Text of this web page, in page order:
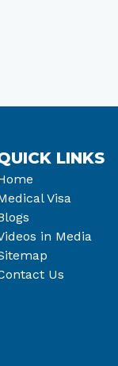
LINKS
Visa
in Media
Us